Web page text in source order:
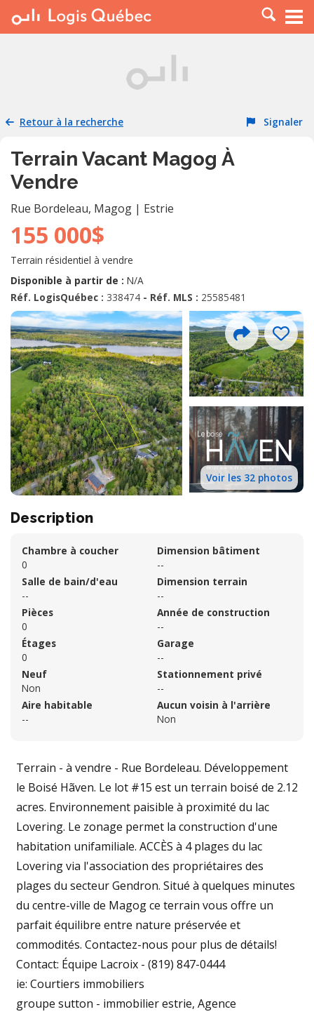
À LOUER
PLACER UNE ANNONCE
RESSOURCES
Retour à la recherche Signaler
Terrain Vacant Magog À
Vendre
Rue Bordeleau, Magog | Estrie
155 000$
Terrain résidentiel à vendre
Disponible à partir de : N/A
Réf. LogisQuébec : 338474 - Réf. MLS : 25585481
Voir les 32 photos
Description
Chambre à coucher
0
Salle de bain/d'eau
--
Pièces
0
Étages
0
Neuf
Non
Aire habitable
--
Dimension bâtiment
--
Dimension terrain
--
Année de construction
--
Garage
--
Stationnement privé
--
Aucun voisin à l'arrière
Non
Terrain - à vendre - Rue Bordeleau. Développement
le Boisé Hãven. Le lot #15 est un terrain boisé de 2.12
acres. Environnement paisible à proximité du lac
Lovering. Le zonage permet la construction d'une
habitation unifamiliale. ACCÈS à 4 plages du lac
Lovering via l'association des propriétaires des
plages du secteur Gendron. Situé à quelques minutes
du centre-ville de Magog ce terrain vous offre un
parfait équilibre entre nature préservée et
commodités. Contactez-nous pour plus de détails!
Contact: Équipe Lacroix - (819) 847-0444
ie: Courtiers immobiliers
groupe sutton - immobilier estrie, Agence